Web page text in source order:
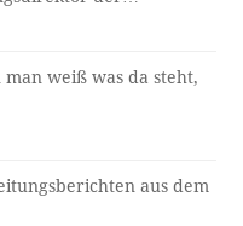
man weiß was da steht,
aus dem